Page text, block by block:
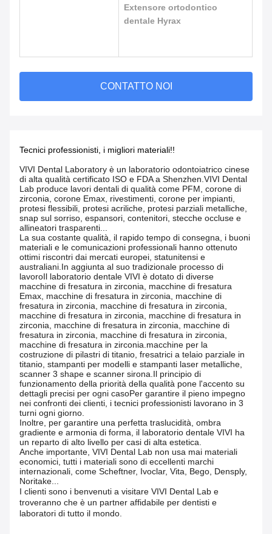
Extensore ortodontico
dentale Hyrax
CONTATTO NOI
Tecnici professionisti, i migliori materiali!!
VIVI Dental Laboratory è un laboratorio odontoiatrico cinese
di alta qualità certificato ISO e FDA a Shenzhen.VIVI Dental
Lab produce lavori dentali di qualità come PFM, corone di
zirconia, corone Emax, rivestimenti, corone per impianti,
protesi flessibili, protesi acriliche, protesi parziali metalliche,
snap sul sorriso, espansori, contenitori, stecche occluse e
allineatori trasparenti...
La sua costante qualità, il rapido tempo di consegna, i buoni
materiali e le comunicazioni professionali hanno ottenuto
ottimi riscontri dai mercati europei, statunitensi e
australiani.In aggiunta al suo tradizionale processo di
lavoroIl laboratorio dentale VIVI è dotato di diverse
macchine di fresatura in zirconia, macchine di fresatura
Emax, macchine di fresatura in zirconia, macchine di
fresatura in zirconia, macchine di fresatura in zirconia,
macchine di fresatura in zirconia, macchine di fresatura in
zirconia, macchine di fresatura in zirconia, macchine di
fresatura in zirconia, macchine di fresatura in zirconia,
macchine di fresatura in zirconia.macchine per la
costruzione di pilastri di titanio, fresatrici a telaio parziale in
titanio, stampanti per modelli e stampanti laser metalliche,
scanner 3 shape e scanner sirona.Il principio di
funzionamento della priorità della qualità pone l'accento su
dettagli precisi per ogni casoPer garantire il pieno impegno
nei confronti dei clienti, i tecnici professionisti lavorano in 3
turni ogni giorno.
Inoltre, per garantire una perfetta traslucidità, ombra
gradiente e armonia di forma, il laboratorio dentale VIVI ha
un reparto di alto livello per casi di alta estetica.
Anche importante, VIVI Dental Lab non usa mai materiali
economici, tutti i materiali sono di eccellenti marchi
internazionali, come Scheftner, Ivoclar, Vita, Bego, Densply,
Noritake...
I clienti sono i benvenuti a visitare VIVI Dental Lab e
troveranno che è un partner affidabile per dentisti e
laboratori di tutto il mondo.